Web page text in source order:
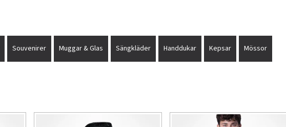
Souvenirer Muggar & Glas Sängkläder Handdukar Kepsar Mössor